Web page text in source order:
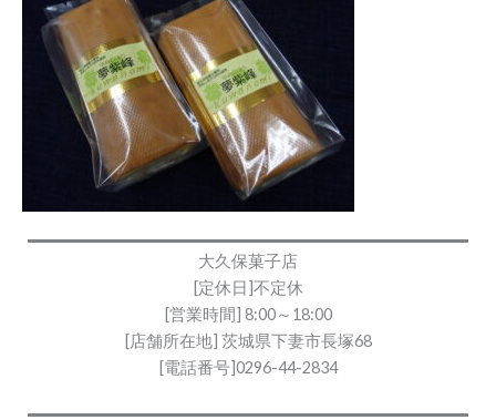
大久保菓子店
[定休日]不定休
[営業時間] 8:00～18:00
[店舗所在地] 茨城県下妻市長塚68
[電話番号]0296-44-2834